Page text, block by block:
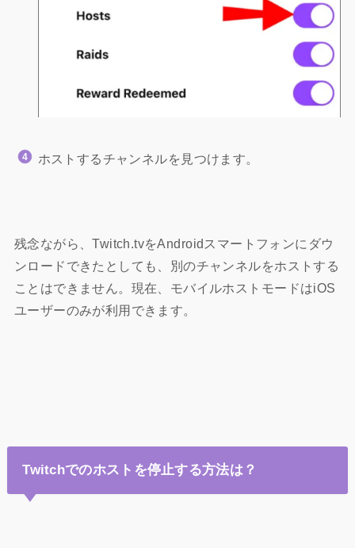
ホストするチャンネルを見つけます。
残念ながら、Twitch.tvをAndroidスマートフォンにダウ
ンロードできたとしても、別のチャンネルをホストする
ことはできません。現在、モバイルホストモードはiOS
ユーザーのみが利用できます。
Twitchでのホストを停止する方法は？